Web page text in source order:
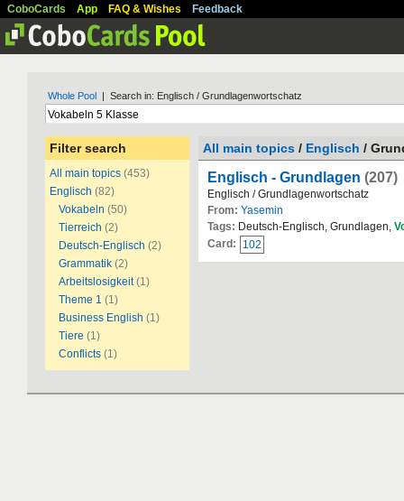
CoboCards App FAQ & Wishes Feedback
Whole Pool | Search in: Englisch / Grundlagenwortschatz
Filter search
All main topics (453)
Englisch (82)
Vokabeln (50)
Tierreich (2)
Deutsch-Englisch (2)
Grammatik (2)
Arbeitslosigkeit (1)
Theme 1 (1)
Business English (1)
Tiere (1)
Conflicts (1)
All main topics / Englisch /
Englisch - Grundlagen (207)
Englisch / Grundlagenwortschatz
From: Yasemin
Tags: Deutsch-Englisch, Grundlagen,
Card:
102